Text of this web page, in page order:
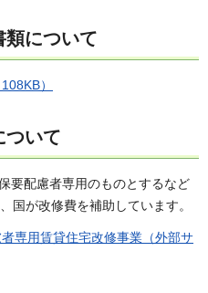
類について
）
ついて
要配慮者専用のものとするなど
国が改修費を補助しています。
専用賃貸住宅改修事業（外部サ